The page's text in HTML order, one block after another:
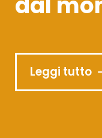
Leggi tutto